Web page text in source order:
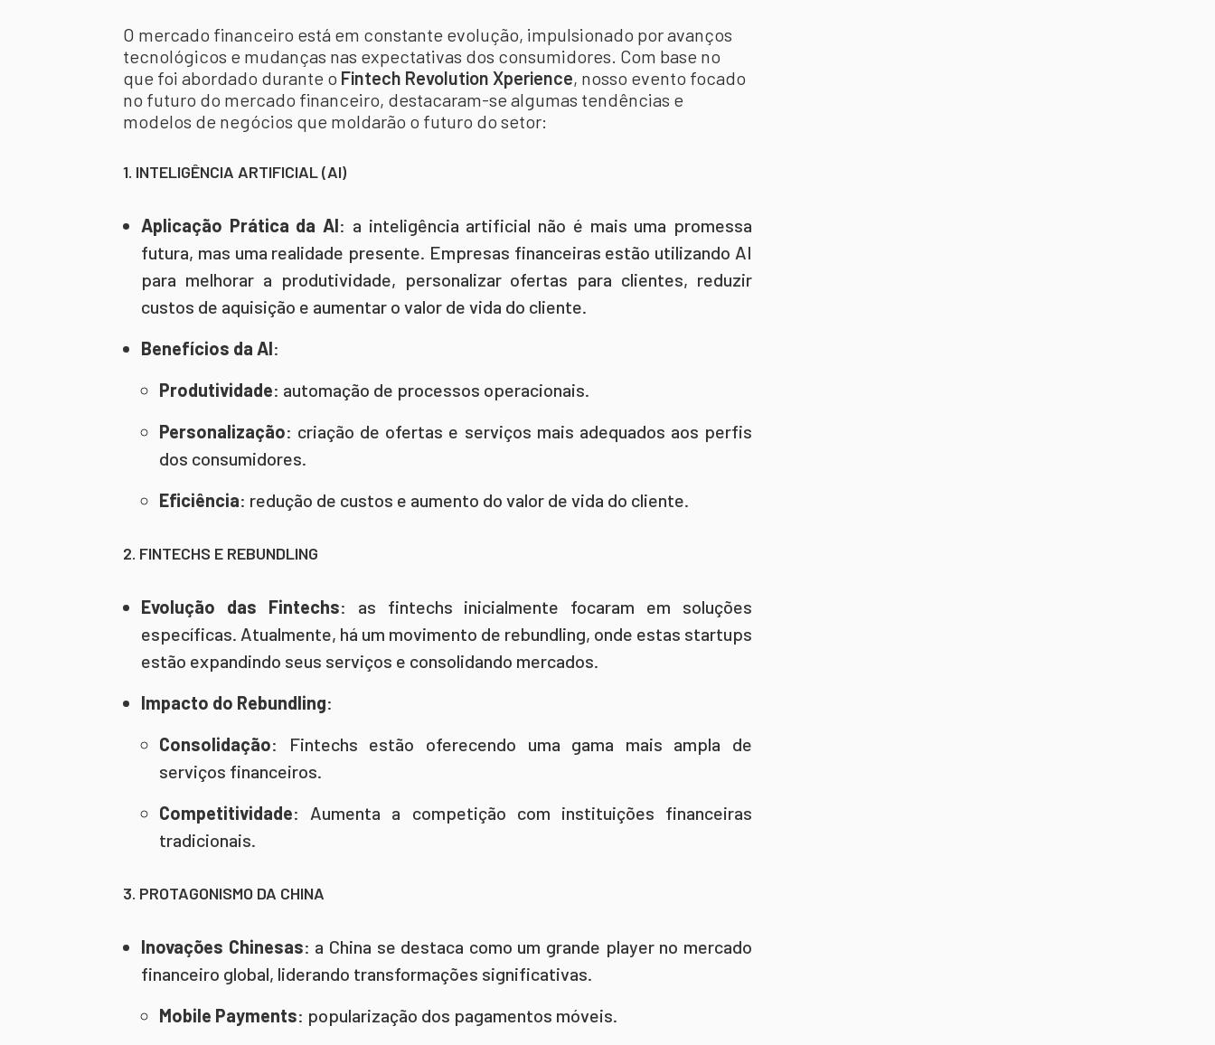
O mercado financeiro está em constante evolução, impulsionado por avanços
tecnológicos e mudanças nas expectativas dos consumidores. Com base no
que foi abordado durante o Fintech Revolution Xperience, nosso evento focado
no futuro do mercado financeiro, destacaram-se algumas tendências e
modelos de negócios que moldarão o futuro do setor:
1. INTELIGÊNCIA ARTIFICIAL (AI)
Aplicação Prática da AI: a inteligência artificial não é mais uma promessa
futura, mas uma realidade presente. Empresas financeiras estão utilizando AI
para melhorar a produtividade, personalizar ofertas para clientes, reduzir
custos de aquisição e aumentar o valor de vida do cliente.
Benefícios da AI:
Produtividade: automação de processos operacionais.
Personalização: criação de ofertas e serviços mais adequados aos perfis
dos consumidores.
Eficiência: redução de custos e aumento do valor de vida do cliente.
2. FINTECHS E REBUNDLING
Evolução das Fintechs: as fintechs inicialmente focaram em soluções
específicas. Atualmente, há um movimento de rebundling, onde estas startups
estão expandindo seus serviços e consolidando mercados.
Impacto do Rebundling:
Consolidação: Fintechs estão oferecendo uma gama mais ampla de
serviços financeiros.
Competitividade: Aumenta a competição com instituições financeiras
tradicionais.
3. PROTAGONISMO DA CHINA
Inovações Chinesas: a China se destaca como um grande player no mercado
financeiro global, liderando transformações significativas.
Mobile Payments: popularização dos pagamentos móveis.